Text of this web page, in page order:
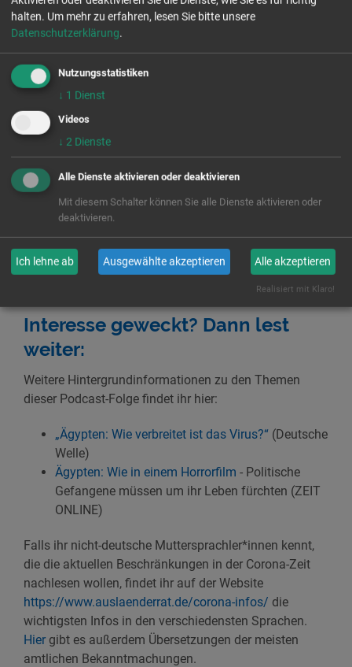
Dann hört euch die zweite Folge unseres neuen
Podcasts an und abonniert die Show, damit ihr keine
Wer den Podcast nicht bei Spotify, sondern direkt im
Browser hören möchte, klickt einfach hier bei
Soundcloud auf
Interesse geweckt? Dann lest
weiter:
Weitere Hintergrundinformationen zu den Themen
dieser Podcast-Folge findet ihr hier:
„Ägypten: Wie verbreitet ist das Virus?“ (Deutsche
Welle)
Ägypten: Wie in einem Horrorfilm - Politische
Gefangene müssen um ihr Leben fürchten (ZEIT
ONLINE)
Falls ihr nicht-deutsche Muttersprachler*innen kennt,
die die aktuellen Beschränkungen in der Corona-Zeit
nachlesen wollen, findet ihr auf der Website
https://www.auslaenderrat.de/corona-infos/ die
wichtigsten Infos in den verschiedensten Sprachen.
Hier gibt es außerdem Übersetzungen der meisten
amtlichen Bekanntmachungen.
halten. Um mehr zu erfahren, lesen Sie bitte unsere
Datenschutzerklärung.
Nutzungsstatistiken
↓ 1 Dienst
Videos
↓ 2 Dienste
Alle Dienste aktivieren oder deaktivieren
Mit diesem Schalter können Sie alle Dienste aktivieren oder
deaktivieren.
Ich lehne ab Ausgewählte akzeptieren Alle akzeptieren
Realisiert mit Klaro!